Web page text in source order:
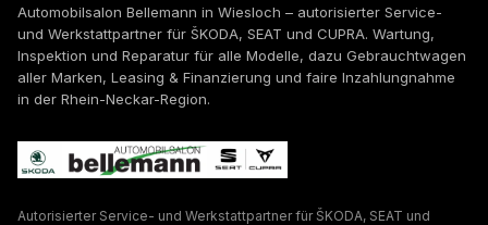
Automobilsalon Bellemann in Wiesloch – autorisierter Service-
und Werkstattpartner für ŠKODA, SEAT und CUPRA. Wartung,
Inspektion und Reparatur für alle Modelle, dazu Gebrauchtwagen
aller Marken, Leasing & Finanzierung und faire Inzahlungnahme
in der Rhein-Neckar-Region.
Autorisierter Service- und Werkstattpartner für ŠKODA, SEAT und